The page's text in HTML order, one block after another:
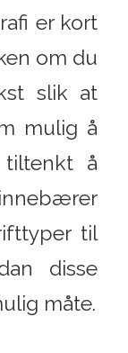
er kort
om du
slik at
mulig å
å
til
disse
måte.